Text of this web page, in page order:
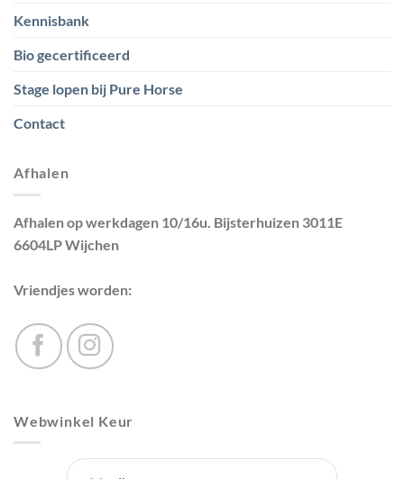
Kennisbank
Bio gecertificeerd
Stage lopen bij Pure Horse
Contact
Afhalen
Afhalen op werkdagen 10/16u. Bijsterhuizen 3011E
6604LP Wijchen
Vriendjes worden:
Webwinkel Keur